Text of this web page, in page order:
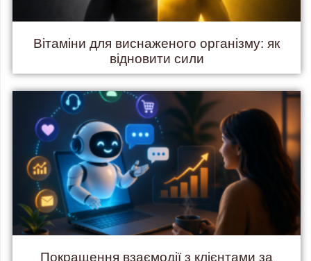
Вітаміни для виснаженого організму: як
відновити сили
Покращення взаємодії з клієнтами за